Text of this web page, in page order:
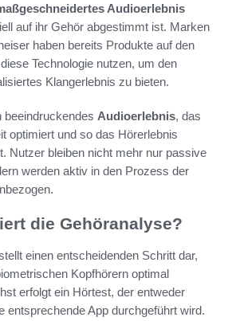
Audioerlebnis
auf ihr Gehör abgestimmt ist. Marken
haben bereits Produkte auf den
Technologie nutzen, um den
Klangerlebnis zu bieten.
beeindruckendes Audioerlebnis, das
optimiert und so das Hörerlebnis
Nutzer bleiben nicht mehr nur passive
werden aktiv in den Prozess der
die Gehöranalyse?
einen entscheidenden Schritt dar,
Kopfhörern optimal
erfolgt ein Hörtest, der entweder
entsprechende App durchgeführt wird.